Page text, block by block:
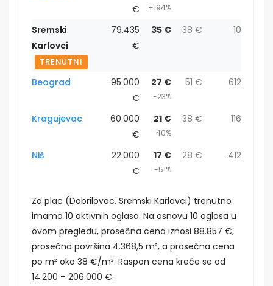
€
+194%
Sremski
Karlovci
TRENUTNI
79.435
€
35 € 38 € 10
Beograd
95.000
€
27 €
-23%
51 € 612
Kragujevac
60.000
€
21 €
-40%
38 € 116
Niš
22.000
€
17 €
-51%
28 € 412
Za plac (Dobrilovac, Sremski Karlovci) trenutno
imamo 10 aktivnih oglasa. Na osnovu 10 oglasa u
ovom pregledu, prosečna cena iznosi 88.857 €,
prosečna površina 4.368,5 m², a prosečna cena
po m² oko 38 €/m². Raspon cena kreće se od
14.200 – 206.000 €.